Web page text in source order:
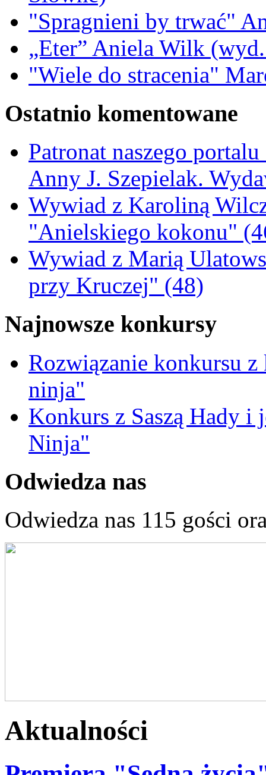
"Spragnieni by trwać"
„Eter” Aniela Wilk
"Wiele do stracenia"
Ostatnio komentowane
Patronat naszego
Anny J. Szepielak.
Wywiad z Karoliną
"Anielskiego kokonu"
Wywiad z Marią
przy Kruczej" (48)
Najnowsze konkursy
Rozwiązanie konkursu
ninja"
Konkurs z Saszą Hady i
Ninja"
Odwiedza nas
Odwiedza nas 115 gości
Aktualności